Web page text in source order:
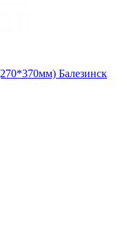
Балезинск